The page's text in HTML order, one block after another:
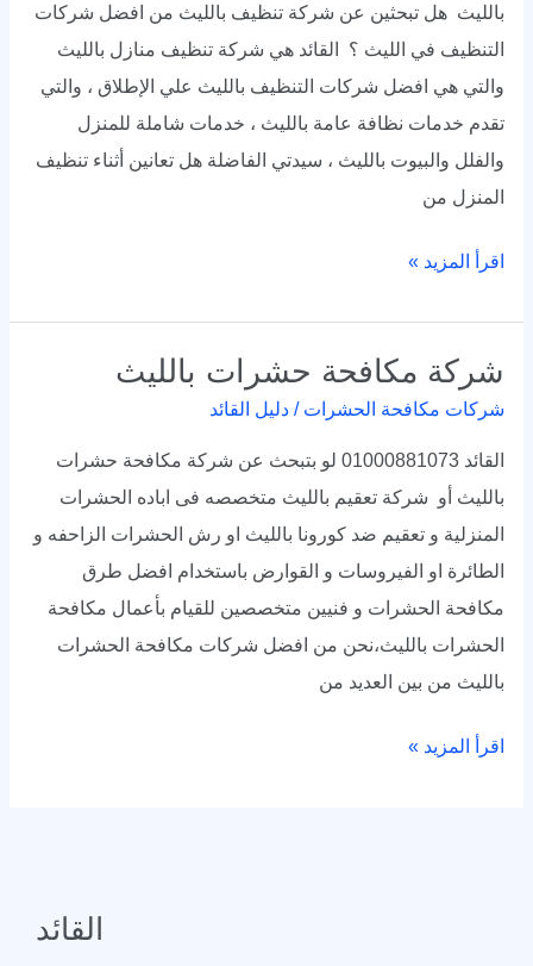
بالليث هل تبحثين عن شركة تنظيف بالليث من افضل شركات
التنظيف في الليث ؟ القائد هي شركة تنظيف منازل بالليث
والتي هي افضل شركات التنظيف بالليث علي الإطلاق ، والتي
تقدم خدمات نظافة عامة بالليث ، خدمات شاملة للمنزل
والفلل والبيوت بالليث ، سيدتي الفاضلة هل تعانين أثناء تنظيف
المنزل من
اقرأ المزيد »
شركة مكافحة حشرات بالليث
شركات مكافحة الحشرات / دليل القائد
القائد 01000881073 لو بتبحث عن شركة مكافحة حشرات
بالليث أو شركة تعقيم بالليث متخصصه فى اباده الحشرات
المنزلية و تعقيم ضد كورونا بالليث او رش الحشرات الزاحفه و
الطائرة او الفيروسات و القوارض باستخدام افضل طرق
مكافحة الحشرات و فنيين متخصصين للقيام بأعمال مكافحة
الحشرات بالليث،نحن من افضل شركات مكافحة الحشرات
بالليث من بين العديد من
شركة
مكافحة
اقرأ المزيد »
القائد